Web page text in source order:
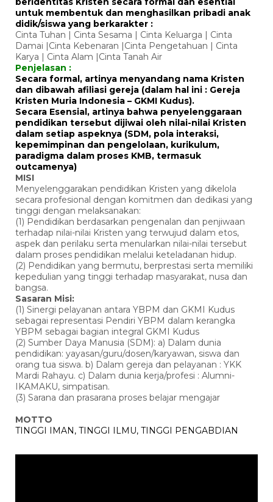
untuk membentuk dan menghasilkan pribadi anak
didik/siswa yang berkarakter :
Cinta Tuhan | Cinta Sesama | Cinta Keluarga | Cinta
Damai |Cinta Kebenaran |Cinta Pengetahuan | Cinta
Karya | Cinta Alam |Cinta Tanah Air
Penjelasan :
Secara formal, artinya menyandang nama Kristen
dan dibawah afiliasi gereja (dalam hal ini : Gereja
Kristen Muria Indonesia – GKMI Kudus).
Secara Esensial, artinya bahwa penyelenggaraan
pendidikan tersebut dijiwai oleh nilai-nilai Kristen
dalam setiap aspeknya (SDM, pola interaksi,
kepemimpinan dan pengelolaan, kurikulum,
paradigma dalam proses KMB, termasuk
outcamenya)
MISI
Menyelenggarakan pendidikan Kristen yang dikelola
secara profesional dengan komitmen dan dedikasi yang
tinggi dengan melaksanakan:
(1) Pendidikan berdasarkan pengenalan dan penjiwaan
terhadap nilai-nilai Kristen yang terwujud dalam etos,
aspek dan perilaku serta menularkan nilai-nilai tersebut
dalam proses pendidikan melalui keteladanan hidup.
(2) Pendidikan yang bermutu, berprestasi serta memiliki
kepedulian yang tinggi terhadap masyarakat, nusa dan
bangsa.
Sasaran Misi:
(1) Sinergi pelayanan antara YBPM dan GKMI Kudus
sebagai representasi Pendiri YBPM dalam kerangka
YBPM sebagai bagian integral GKMI Kudus
(2) Sumber Daya Manusia (SDM): a) Dalam dunia
pendidikan: yayasan/guru/dosen/karyawan, siswa dan
orang tua siswa. b) Dalam gereja dan pelayanan : YKK
Mardi Rahayu. c) Dalam dunia kerja/profesi : Alumni-
IKAMAKU, simpatisan.
(3) Sarana dan prasarana proses belajar mengajar
MOTTO
TINGGI IMAN, TINGGI ILMU, TINGGI PENGABDIAN